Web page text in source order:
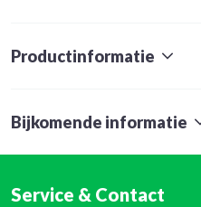
Productinformatie
Bijkomende informatie
Service & Contact